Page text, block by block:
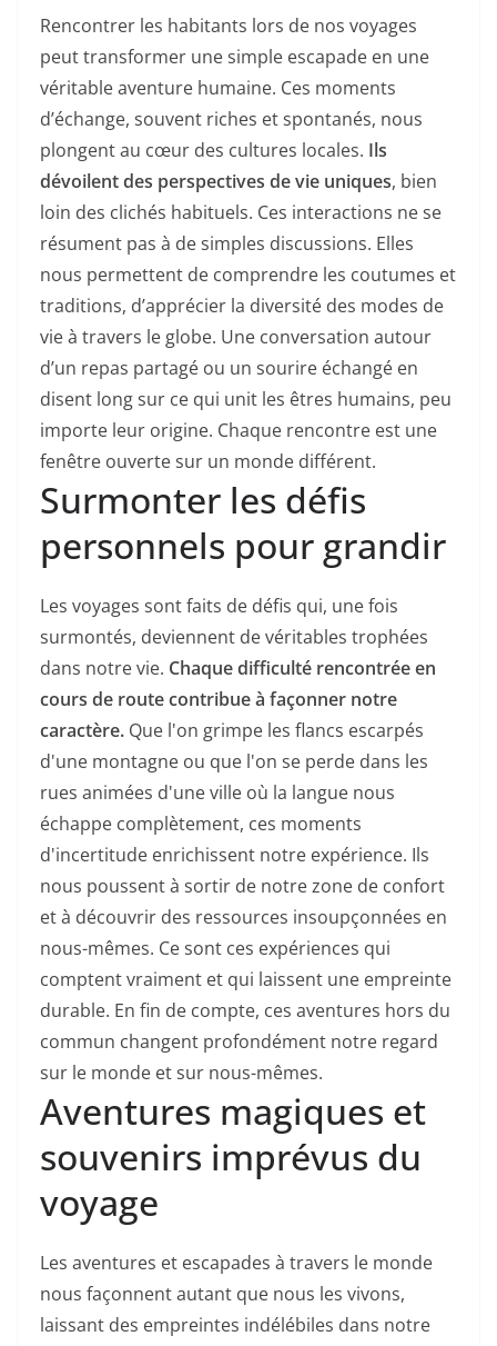
Rencontrer les habitants lors de nos voyages
peut transformer une simple escapade en une
véritable aventure humaine. Ces moments
d’échange, souvent riches et spontanés, nous
plongent au cœur des cultures locales. Ils
dévoilent des perspectives de vie uniques, bien
loin des clichés habituels. Ces interactions ne se
résument pas à de simples discussions. Elles
nous permettent de comprendre les coutumes et
traditions, d’apprécier la diversité des modes de
vie à travers le globe. Une conversation autour
d’un repas partagé ou un sourire échangé en
disent long sur ce qui unit les êtres humains, peu
importe leur origine. Chaque rencontre est une
fenêtre ouverte sur un monde différent.
Surmonter les défis
personnels pour grandir
Les voyages sont faits de défis qui, une fois
surmontés, deviennent de véritables trophées
dans notre vie. Chaque difficulté rencontrée en
cours de route contribue à façonner notre
caractère. Que l'on grimpe les flancs escarpés
d'une montagne ou que l'on se perde dans les
rues animées d'une ville où la langue nous
échappe complètement, ces moments
d'incertitude enrichissent notre expérience. Ils
nous poussent à sortir de notre zone de confort
et à découvrir des ressources insoupçonnées en
nous-mêmes. Ce sont ces expériences qui
comptent vraiment et qui laissent une empreinte
durable. En fin de compte, ces aventures hors du
commun changent profondément notre regard
sur le monde et sur nous-mêmes.
Aventures magiques et
souvenirs imprévus du
voyage
Les aventures et escapades à travers le monde
nous façonnent autant que nous les vivons,
laissant des empreintes indélébiles dans notre